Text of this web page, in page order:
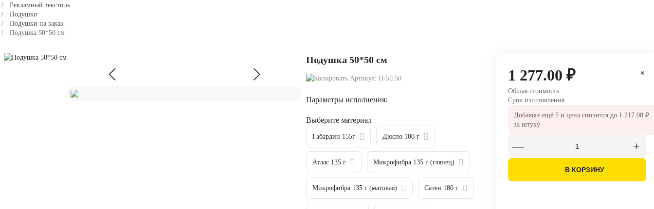
Рекламный текстиль
Подушки
Подушки на заказ
Подушка 50*50 см
Подушка 50*50 см
Артикул: П-50.50
Параметры исполнения:
Выберите материал
Габардин 155г Дюспо 100 г
Атлас 135 г Микрофибра 135 г (глянец)
Микрофибра 135 г (матовая) Сатен 180 г
1 277.00 ₽
Общая стоимость
Срок изготовления
Добавьте ещё5 и цена снизится до 1 217.00 ₽
за штуку
В КОРЗИНУ
×
×